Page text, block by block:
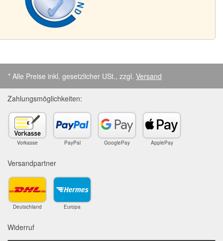
* Alle Preise inkl. gesetzlicher USt., zzgl. Versand
Zahlungsmöglichkeiten:
Vorkasse PayPal GooglePay ApplePay
Versandpartner
Deutschland Europa
Widerruf